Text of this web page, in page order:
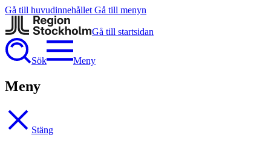
Gå till huvudinnehållet Gå till menyn
Gå till startsidan
Sök Meny
Meny
Stäng